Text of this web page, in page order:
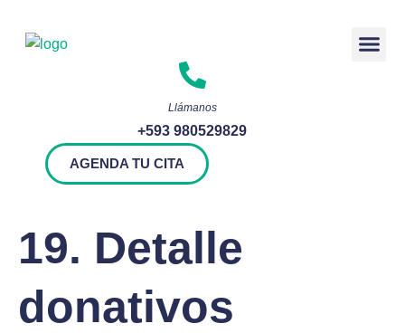
Llámanos
+593 980529829
AGENDA TU CITA
19. Detalle
donativos